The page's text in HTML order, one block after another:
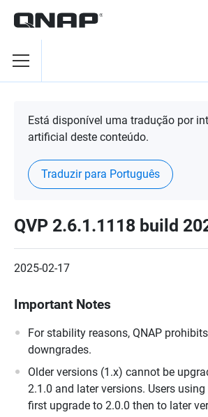
Está disponível uma tradução por
artificial deste conteúdo.
Traduzir para Português
QVP 2.6.1.1118 build
2025-02-17
Important Notes
For stability reasons, QNAP
downgrades.
Older versions (1.x) cannot be
2.1.0 and later versions. Users
first upgrade to 2.0.0 then to later